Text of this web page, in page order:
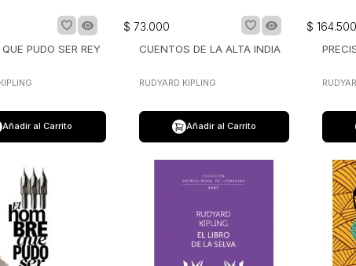
PUDO SER REY
Añadir al Carrito
$ 73.000
CUENTOS DE LA ALTA INDIA
RUDYARD KIPLING
Añadir al Carrito
$ 164.500